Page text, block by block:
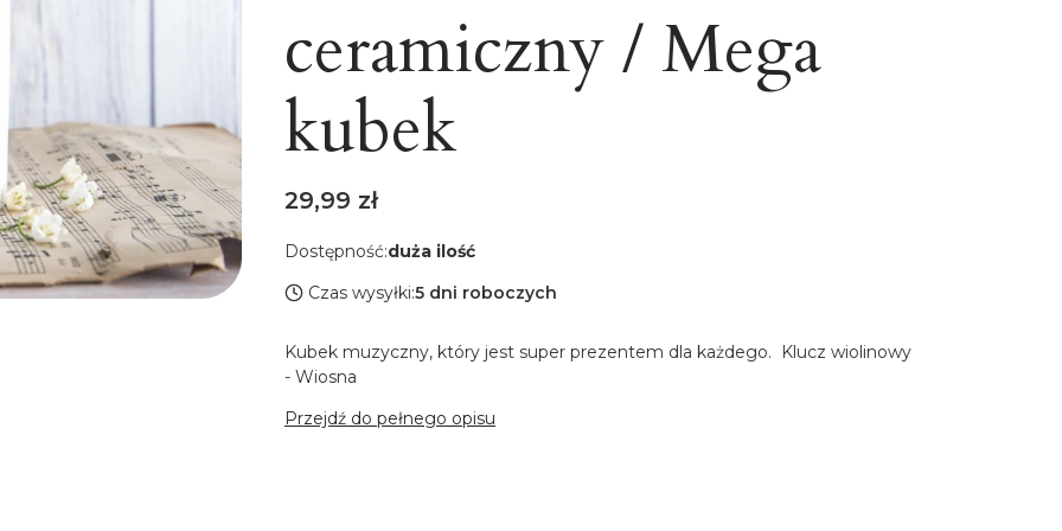
ceramiczny / Mega
kubek
Cena
29,99 zł
Dostępność:duża ilość
Czas wysyłki:5 dni roboczych
Kubek muzyczny, który jest super prezentem dla każdego. Klucz wiolinowy
- Wiosna
Przejdź do pełnego opisu